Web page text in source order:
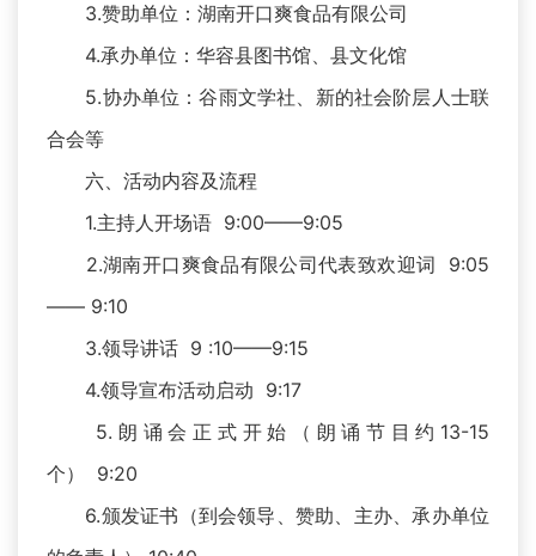
3.赞助单位：湖南开口爽食品有限公司
4.承办单位：华容县图书馆、县文化馆
5.协办单位：谷雨文学社、新的社会阶层人士联
合会等
六、活动内容及流程
1.主持人开场语 9:00——9:05
2.湖南开口爽食品有限公司代表致欢迎词 9:05
—— 9:10
3.领导讲话 9 :10——9:15
4.领导宣布活动启动 9:17
5.朗诵会正式开始（朗诵节目约13-15
个） 9:20
6.颁发证书（到会领导、赞助、主办、承办单位